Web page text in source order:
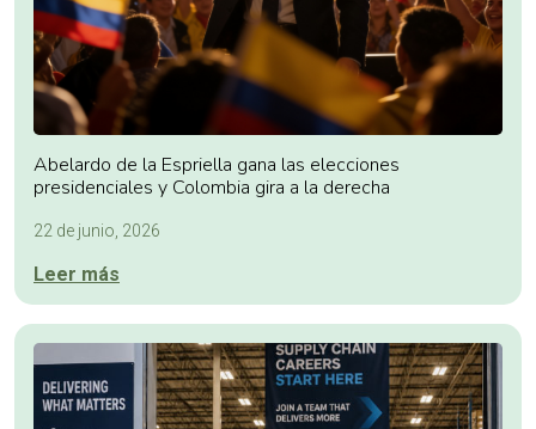
Abelardo de la Espriella gana las elecciones
presidenciales y Colombia gira a la derecha
22 de junio, 2026
Leer más